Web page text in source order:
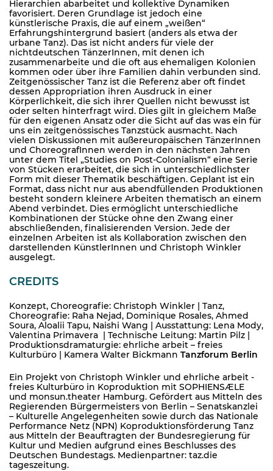
Hierarchien abarbeitet und kollektive Dynamiken
favorisiert. Deren Grundlage ist jedoch eine
künstlerische Praxis, die auf einem „weißen“
Erfahrungshintergrund basiert (anders als etwa der
urbane Tanz). Das ist nicht anders für viele der
nichtdeutschen TänzerInnen, mit denen ich
zusammenarbeite und die oft aus ehemaligen Kolonien
kommen oder über ihre Familien dahin verbunden sind.
Zeitgenössischer Tanz ist die Referenz aber oft findet
dessen Appropriation ihren Ausdruck in einer
Körperlichkeit, die sich ihrer Quellen nicht bewusst ist
oder selten hinterfragt wird. Dies gilt in gleichem Maße
für den eigenen Ansatz oder die Sicht auf das was ein für
uns ein zeitgenössisches Tanzstück ausmacht. Nach
vielen Diskussionen mit außereuropäischen TänzerInnen
und ChoreografInnen werden in den nächsten Jahren
unter dem Titel „Studies on Post-Colonialism“ eine Serie
von Stücken erarbeitet, die sich in unterschiedlichster
Form mit dieser Thematik beschäftigen. Geplant ist ein
Format, dass nicht nur aus abendfüllenden Produktionen
besteht sondern kleinere Arbeiten thematisch an einem
Abend verbindet. Dies ermöglicht unterschiedliche
Kombinationen der Stücke ohne den Zwang einer
abschließenden, finalisierenden Version. Jede der
einzelnen Arbeiten ist als Kollaboration zwischen den
darstellenden KünstlerInnen und Christoph Winkler
ausgelegt.
CREDITS
Konzept, Choreografie: Christoph Winkler | Tanz,
Choreografie: Raha Nejad, Dominique Rosales, Ahmed
Soura, Aloalii Tapu, Naishi Wang | Ausstattung: Lena Mody,
Valentina Primavera | Technische Leitung: Martin Pilz |
Produktionsdramaturgie: ehrliche arbeit – freies
Kulturbüro | Kamera Walter Bickmann Tanzforum Berlin
Ein Projekt von Christoph Winkler und ehrliche arbeit -
freies Kulturbüro in Koproduktion mit SOPHIENSÆLE
und monsun.theater Hamburg. Gefördert aus Mitteln des
Regierenden Bürgermeisters von Berlin – Senatskanzlei
– Kulturelle Angelegenheiten sowie durch das Nationale
Performance Netz (NPN) Koproduktionsförderung Tanz
aus Mitteln der Beauftragten der Bundesregierung für
Kultur und Medien aufgrund eines Beschlusses des
Deutschen Bundestags. Medienpartner: taz.die
tageszeitung.